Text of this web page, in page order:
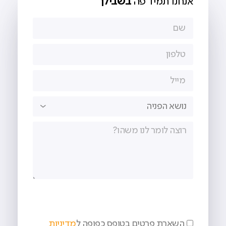
השארת פרטים בטופס כפופה למדיניות